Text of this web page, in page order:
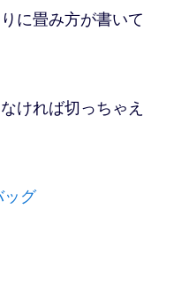
に畳み方が書いて
ければ切っちゃえ